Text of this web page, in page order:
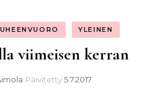
YLEINEN
viimeisen kerran
Päivitetty5.7.2017